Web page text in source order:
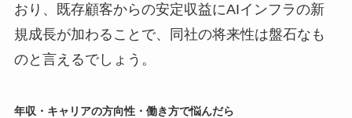
おり、既存顧客からの安定収益にAIインフラの新
規成長が加わることで、同社の将来性は盤石なも
のと言えるでしょう。
年収・キャリアの方向性・働き方で悩んだら